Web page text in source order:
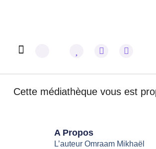
Cette médiathèque vous est
A Propos
L’auteur Omraam Mikhaël